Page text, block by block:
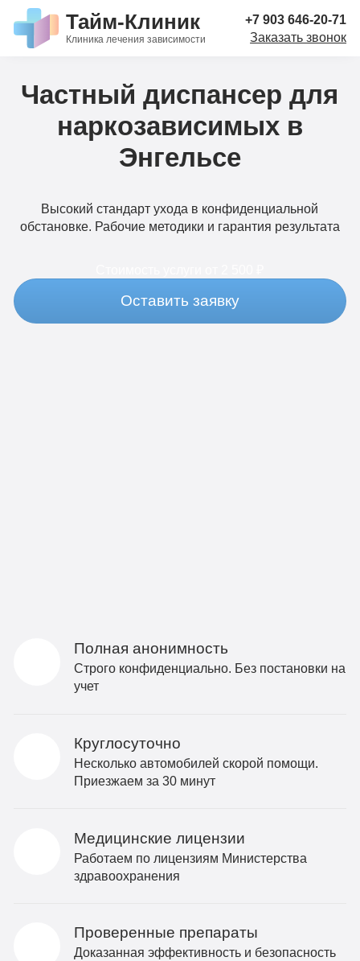
Тайм-Клиник
Клиника лечения зависимости
+7 903 646-20-71
Заказать звонок
Частный диспансер для
наркозависимых в
Энгельсе
Высокий стандарт ухода в конфиденциальной
обстановке. Рабочие методики и гарантия результата
Оставить заявку
Полная анонимность
Строго конфиденциально. Без постановки на
учет
Круглосуточно
Несколько автомобилей скорой помощи.
Приезжаем за 30 минут
Медицинские лицензии
Работаем по лицензиям Министерства
здравоохранения
Проверенные препараты
Доказанная эффективность и безопасность